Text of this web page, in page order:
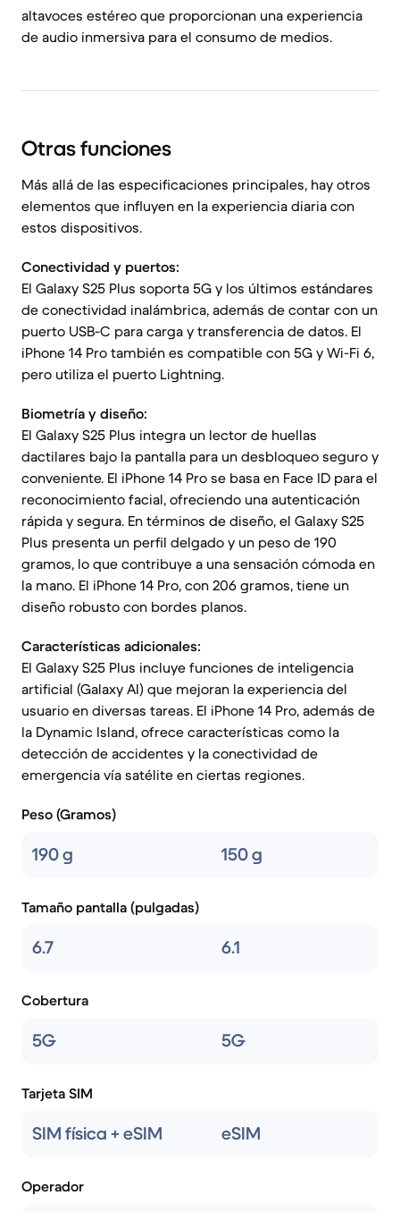
altavoces estéreo que proporcionan una experiencia
de audio inmersiva para el consumo de medios.
Otras funciones
Más allá de las especificaciones principales, hay otros
elementos que influyen en la experiencia diaria con
estos dispositivos.
Conectividad y puertos:
El Galaxy S25 Plus soporta 5G y los últimos estándares
de conectividad inalámbrica, además de contar con un
puerto USB-C para carga y transferencia de datos. El
iPhone 14 Pro también es compatible con 5G y Wi-Fi 6,
pero utiliza el puerto Lightning.
Biometría y diseño:
El Galaxy S25 Plus integra un lector de huellas
dactilares bajo la pantalla para un desbloqueo seguro y
conveniente. El iPhone 14 Pro se basa en Face ID para el
reconocimiento facial, ofreciendo una autenticación
rápida y segura. En términos de diseño, el Galaxy S25
Plus presenta un perfil delgado y un peso de 190
gramos, lo que contribuye a una sensación cómoda en
la mano. El iPhone 14 Pro, con 206 gramos, tiene un
diseño robusto con bordes planos.
Características adicionales:
El Galaxy S25 Plus incluye funciones de inteligencia
artificial (Galaxy AI) que mejoran la experiencia del
usuario en diversas tareas. El iPhone 14 Pro, además de
la Dynamic Island, ofrece características como la
detección de accidentes y la conectividad de
emergencia vía satélite en ciertas regiones.
Peso (Gramos)
190 g 150 g
Tamaño pantalla (pulgadas)
6.7 6.1
Cobertura
5G 5G
Tarjeta SIM
SIM física + eSIM eSIM
Operador